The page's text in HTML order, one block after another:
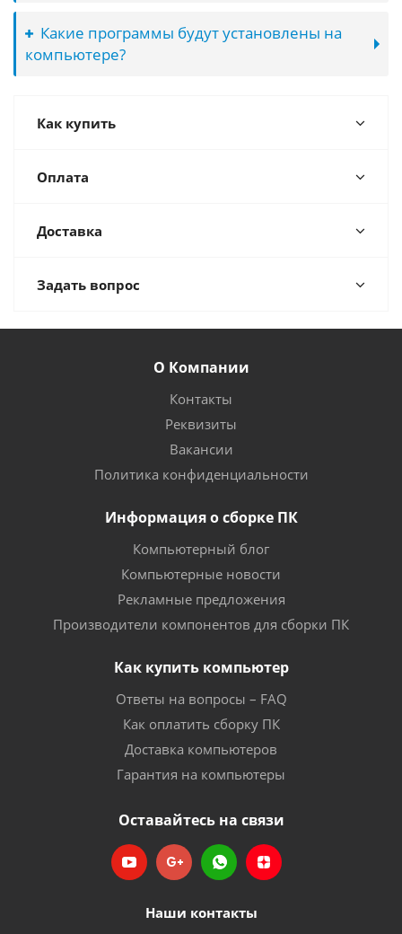
Какие программы будут установлены на
компьютере?
Как купить
Оплата
Доставка
Задать вопрос
О Компании
Контакты
Реквизиты
Вакансии
Политика конфиденциальности
Информация о сборке ПК
Компьютерный блог
Компьютерные новости
Рекламные предложения
Производители компонентов для сборки ПК
Как купить компьютер
Ответы на вопросы – FAQ
Как оплатить сборку ПК
Доставка компьютеров
Гарантия на компьютеры
Оставайтесь на связи
Наши контакты